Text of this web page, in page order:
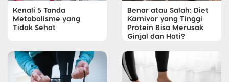
Kenali 5 Tanda
Metabolisme yang
Tidak Sehat
Benar atau Salah: Diet
Karnivor yang Tinggi
Protein Bisa Merusak
Ginjal dan Hati?